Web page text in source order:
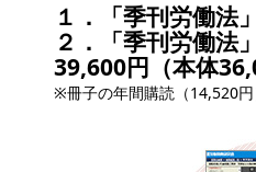
１．「季刊労働法
２．「季刊労働法
39,600円（本体
※冊子の年間購読（14,520